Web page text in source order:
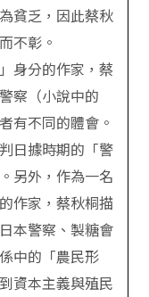
貧乏，因此蔡秋
不彰。
身分的作家，蔡
察（小說中的
有不同的體會。
日據時期的「警
另外，作為一名
作家，蔡秋桐描
本警察、製糖會
中的「農民形
資本主義與殖民